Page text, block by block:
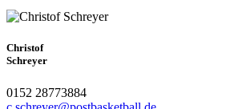
Christof
Schreyer
0152 28773884